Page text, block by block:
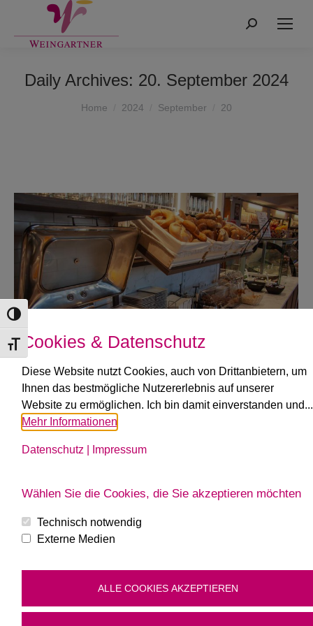
Toggle High Contrast
Toggle Font size
Search:
Daily Archives: 20. September 2024
Home 2024 September 20
NEU: Frühstücksbuffet
News ByPetra Reisinger
FRÜSTÜCKSBUFFET in Groß Gerungs Jeden
19,90 Kinder 2 – 8 Jahre: 8,90 € Kinder unter 2 Jahre
Einige Schnappschüsse zum Gustieren.
Cookies & Datenschutz
Diese Website nutzt Cookies, auch von Drittanbietern, um
Ihnen das bestmögliche Nutzererlebnis auf unserer
Website zu ermöglichen. Ich bin damit einverstanden und...
Mehr Informationen
Datenschutz Impressum
Wählen Sie die Cookies, die Sie akzeptieren möchten
Technisch notwendig
Externe Medien
ALLE COOKIES AKZEPTIEREN